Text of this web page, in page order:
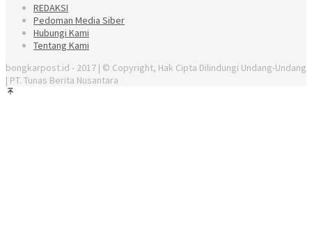
REDAKSI
Pedoman Media Siber
Hubungi Kami
Tentang Kami
bongkarpost.id - 2017 | © Copyright, Hak Cipta Dilindungi Undang-Undang
| PT. Tunas Berita Nusantara